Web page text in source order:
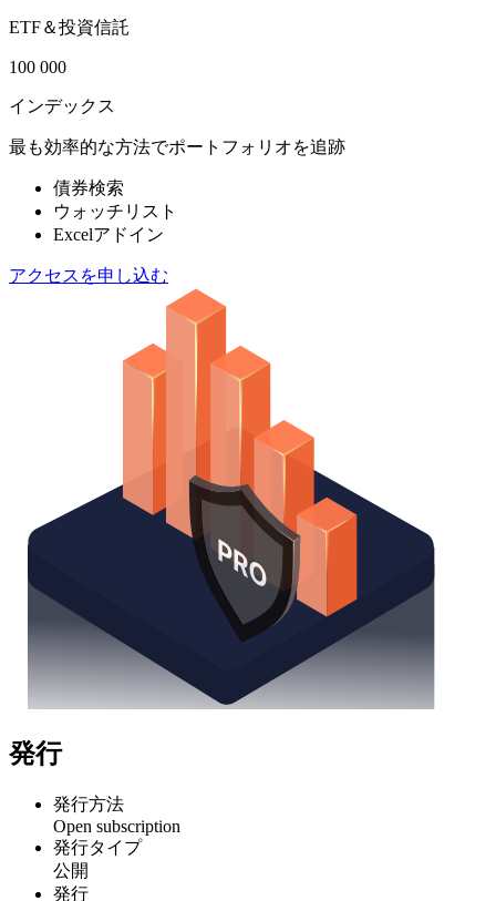
ETF＆投資信託
100 000
インデックス
最も効率的な方法でポートフォリオを追跡
債券検索
ウォッチリスト
Excelアドイン
アクセスを申し込む
発行
発行方法
Open subscription
発行タイプ
公開
発行